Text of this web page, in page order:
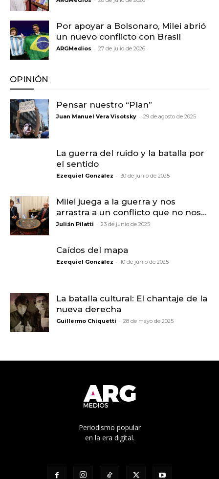
Por apoyar a Bolsonaro, Milei abrió
un nuevo conflicto con Brasil
ARGMedios - 27 de julio de 2026
OPINIÓN
Pensar nuestro “Plan”
Juan Manuel Vera Visotsky - 29 de agosto de 2025
La guerra del ruido y la batalla por
el sentido
Ezequiel González - 30 de junio de 2025
Milei juega a la guerra y nos
arrastra a un conflicto que no nos...
Julián Pilatti - 23 de junio de 2025
Caídos del mapa
Ezequiel González - 10 de junio de 2025
La batalla cultural: El chantaje de la
nueva derecha
Guillermo Chiquetti - 28 de mayo de 2025
Periodismo popular
en la era digital.